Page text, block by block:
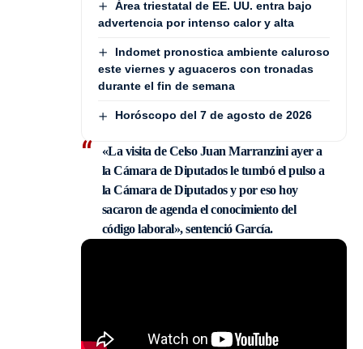
Área triestatal de EE. UU. entra bajo
advertencia por intenso calor y alta
Indomet pronostica ambiente caluroso
este viernes y aguaceros con tronadas
durante el fin de semana
Horóscopo del 7 de agosto de 2026
«La visita de Celso Juan Marranzini ayer a
la Cámara de Diputados le tumbó el pulso a
la Cámara de Diputados y por eso hoy
sacaron de agenda el conocimiento del
código laboral», sentenció García.